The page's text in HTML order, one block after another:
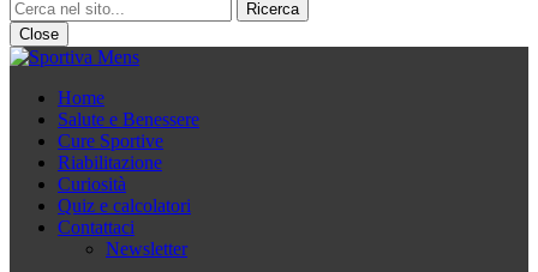
Close
Home
Salute e Benessere
Cure Sportive
Riabilitazione
Curiosità
Quiz e calcolatori
Contattaci
Newsletter